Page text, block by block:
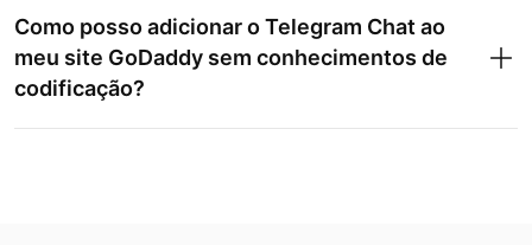
Como posso adicionar o Telegram Chat ao
meu site GoDaddy sem conhecimentos de
codificação?